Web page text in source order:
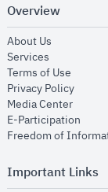
Overview
About Us
Services
Terms of Use
Privacy Policyopens
Media Centeropens
E-Participation
Freedom of
Important Links